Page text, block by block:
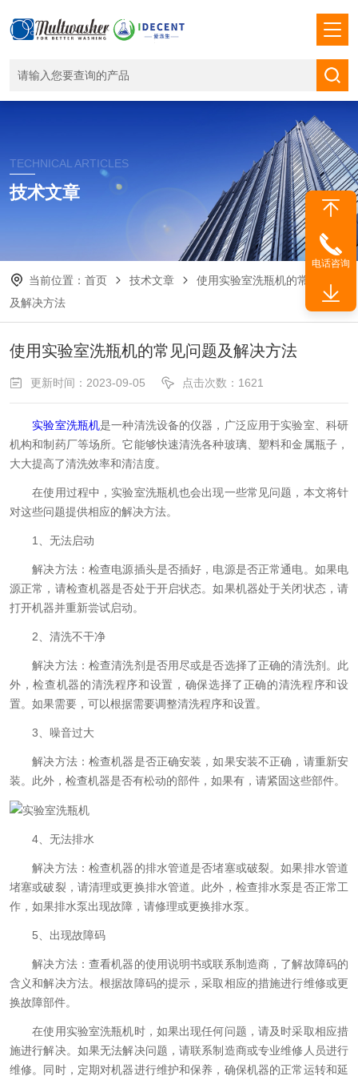
TECHNICAL ARTICLES
技术文章
当前位置： 首页 技术文章
使用实验室洗瓶机的常见问题
及解决方法
使用实验室洗瓶机的常见问题及解决方法
更新时间：2023-09-05 点击次数：1621
实验室洗瓶机是一种清洗设备的仪器，广泛应用于实验室、科研
机构和制药厂等场所。它能够快速清洗各种玻璃、塑料和金属瓶子，
大大提高了清洗效率和清洁度。
在使用过程中，实验室洗瓶机也会出现一些常见问题，本文将针
对这些问题提供相应的解决方法。
1、无法启动
解决方法：检查电源插头是否插好，电源是否正常通电。如果电
源正常，请检查机器是否处于开启状态。如果机器处于关闭状态，请
打开机器并重新尝试启动。
2、清洗不干净
解决方法：检查清洗剂是否用尽或是否选择了正确的清洗剂。此
外，检查机器的清洗程序和设置，确保选择了正确的清洗程序和设
置。如果需要，可以根据需要调整清洗程序和设置。
3、噪音过大
解决方法：检查机器是否正确安装，如果安装不正确，请重新安
装。此外，检查机器是否有松动的部件，如果有，请紧固这些部件。
4、无法排水
解决方法：检查机器的排水管道是否堵塞或破裂。如果排水管道
堵塞或破裂，请清理或更换排水管道。此外，检查排水泵是否正常工
作，如果排水泵出现故障，请修理或更换排水泵。
5、出现故障码
解决方法：查看机器的使用说明书或联系制造商，了解故障码的
含义和解决方法。根据故障码的提示，采取相应的措施进行维修或更
换故障部件。
在使用实验室洗瓶机时，如果出现任何问题，请及时采取相应措
施进行解决。如果无法解决问题，请联系制造商或专业维修人员进行
维修。同时，定期对机器进行维护和保养，确保机器的正常运转和延
电话咨询